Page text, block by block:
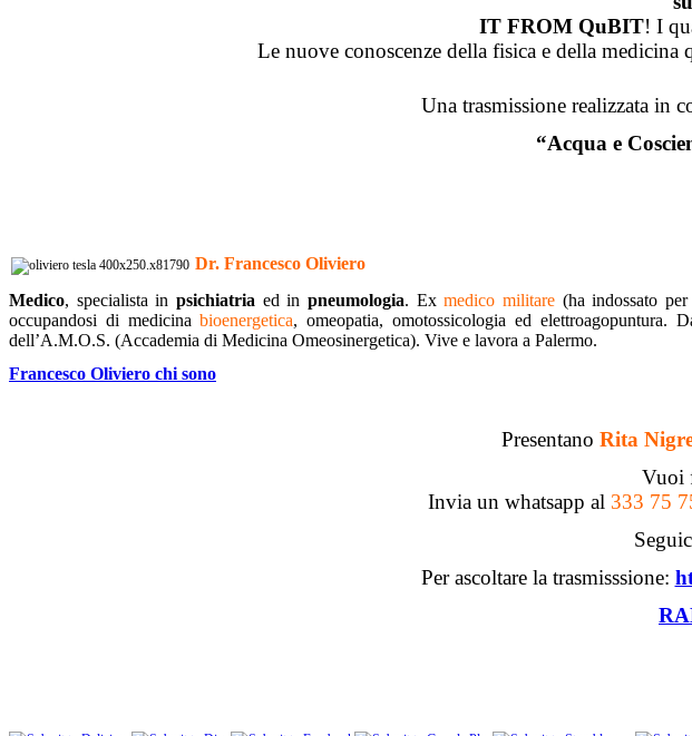
IT FROM QuBIT! I
Le nuove conoscenze della fisica e della
Una trasmissione realizzata in
“Acqua e
Dr. Francesco Oliviero
Medico, specialista inpsichiatria ed inpneumologia. Exmedico militare (ha indossato
occupandosi di medicinabioenergetica, omeopatia, omotossicologia ed elettroagopuntura.
dell’A.M.O.S. (Accademia di Medicina Omeosinergetica). Vive e lavora a Palermo.
Francesco Oliviero chi sono
Presentano Rita
Vuoi
Invia un whatsapp al 333 75
Per ascoltare la trasmisssione: